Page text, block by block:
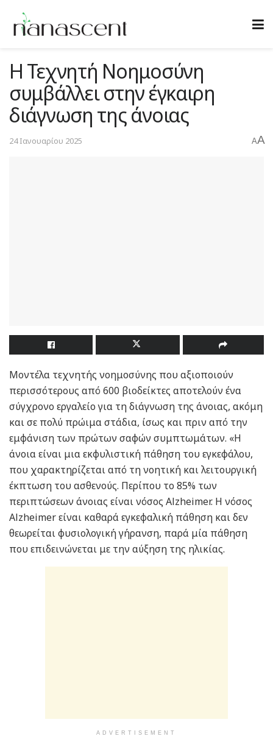
Η Τεχνητή Νοημοσύνη
συμβάλλει στην έγκαιρη
διάγνωση της άνοιας
24 Ιανουαρίου 2025 AA
Μοντέλα τεχνητής νοημοσύνης που αξιοποιούν
περισσότερους από 600 βιοδείκτες αποτελούν ένα
σύγχρονο εργαλείο για τη διάγνωση της άνοιας, ακόμη
και σε πολύ πρώιμα στάδια, ίσως και πριν από την
εμφάνιση των πρώτων σαφών συμπτωμάτων. «Η
άνοια είναι μια εκφυλιστική πάθηση του εγκεφάλου,
που χαρακτηρίζεται από τη νοητική και λειτουργική
έκπτωση του ασθενούς. Περίπου το 85% των
περιπτώσεων άνοιας είναι νόσος Alzheimer. Η νόσος
Alzheimer είναι καθαρά εγκεφαλική πάθηση και δεν
θεωρείται φυσιολογική γήρανση, παρά μία πάθηση
που επιδεινώνεται με την αύξηση της ηλικίας.
ADVERTISEMENT